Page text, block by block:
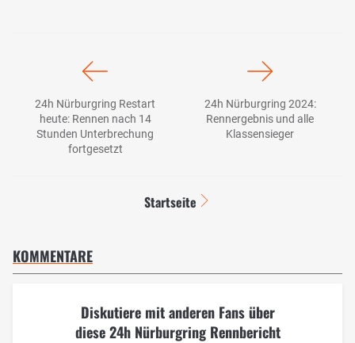
24h Nürburgring Restart
heute: Rennen nach 14
Stunden Unterbrechung
fortgesetzt
24h Nürburgring 2024:
Rennergebnis und alle
Klassensieger
Startseite
KOMMENTARE
Diskutiere mit anderen Fans über
diese 24h Nürburgring Rennbericht